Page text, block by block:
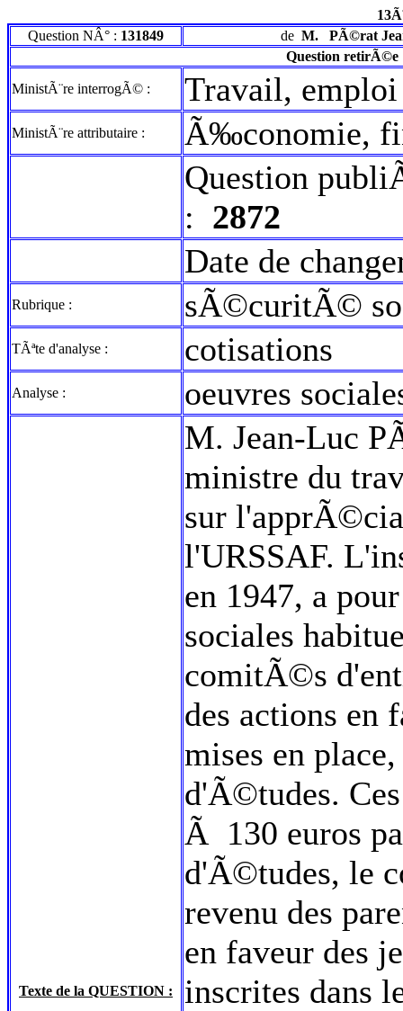
Question NÂ° : 131849 de M.
PÃ©rat
Question retirÃ©e
MinistÃ¨re interrogÃ© : Travail,
MinistÃ¨re attributaire :
Ã‰conomie,
Question
: 2872
Date de
Rubrique : sÃ©curitÃ©
TÃªte d'analyse : cotisations
Analyse : oeuvres
Texte de la QUESTION :
M. Jean-Luc
ministre du
sur
l'URSSAF.
en 1947, a
sociales
comitÃ©s
des actions en
mises en
d'Ã©tudes.
Ã 130 euros
d'Ã©tudes, le
revenu des
en faveur des
inscrites dans